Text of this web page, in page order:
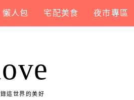
懶人包 宅配美食 夜市專區
這世界的美好